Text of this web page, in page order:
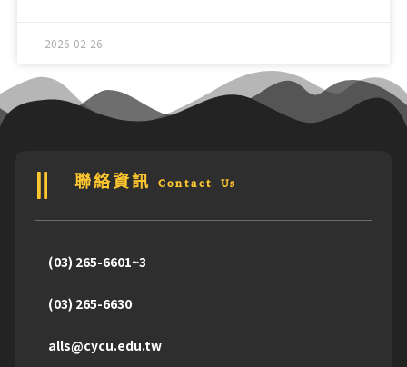
2026-02-26
聯絡資訊 Contact Us
(03) 265-6601~3
(03) 265-6630
alls@cycu.edu.tw